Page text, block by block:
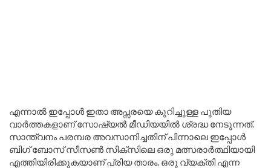
എന്നാൽ ഇപ്പോൾ ഇതാ അപ്സരയെ കുറിച്ചുള്ള പുതിയ
വാർത്തകളാണ് സോഷ്യൽ മീഡിയയിൽ ശ്രദ്ധ നേടുന്നത്.
സാന്ത്വനം പരമ്പര അവസാനിച്ചതിന് പിന്നാലെ ഇപ്പോൾ
ബിഗ് ബോസ് സീസൺ സിക്സിലെ ഒരു മത്സരാർത്ഥിയായി
എത്തിയിരിക്കുകയാണ് പ്രിയ താരം. ഒരു വ്യക്തി എന്ന